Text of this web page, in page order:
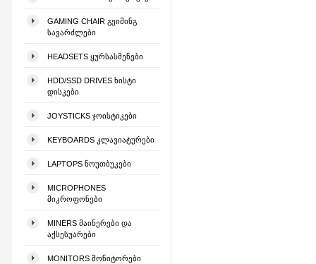
GAMING CHAIR ᲒᲔᲘᲛᲘᲜᲒ
ᲡᲐᲕᲐᲠᲫᲚᲔᲑᲘ
HEADSETS ᲧᲣᲠᲡᲐᲡᲛᲔᲜᲔᲑᲘ
HDD/SSD DRIVES ᲮᲘᲡᲢᲘ
ᲓᲘᲡᲙᲔᲑᲘ
JOYSTICKS ᲯᲝᲘᲡᲢᲘᲙᲔᲑᲘ
KEYBOARDS ᲙᲚᲐᲕᲘᲐᲢᲣᲠᲔᲑᲘ
LAPTOPS ᲜᲝᲣᲗᲑᲣᲙᲔᲑᲘ
MICROPHONES
ᲛᲘᲙᲠᲝᲤᲝᲜᲔᲑᲘ
MINERS ᲛᲐᲘᲜᲔᲠᲔᲑᲘ ᲓᲐ
ᲐᲥᲡᲔᲡᲣᲐᲠᲔᲑᲘ
MONITORS ᲛᲝᲜᲘᲢᲝᲠᲔᲑᲘ